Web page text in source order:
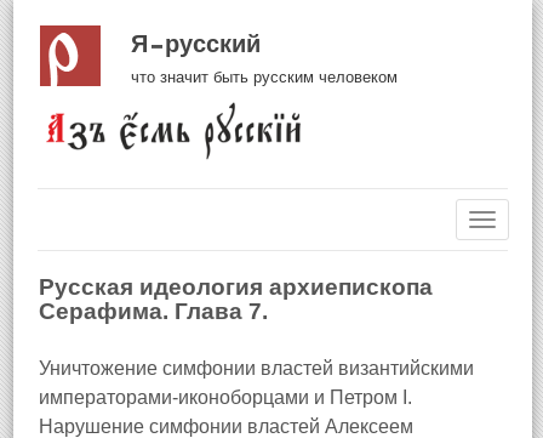
Я русский
что значит быть русским человеком
Русская идеология архиепископа
Серафима. Глава 7.
Уничтожение симфонии властей византийскими
императорами-иконоборцами и Петром I.
Нарушение симфонии властей Алексеем